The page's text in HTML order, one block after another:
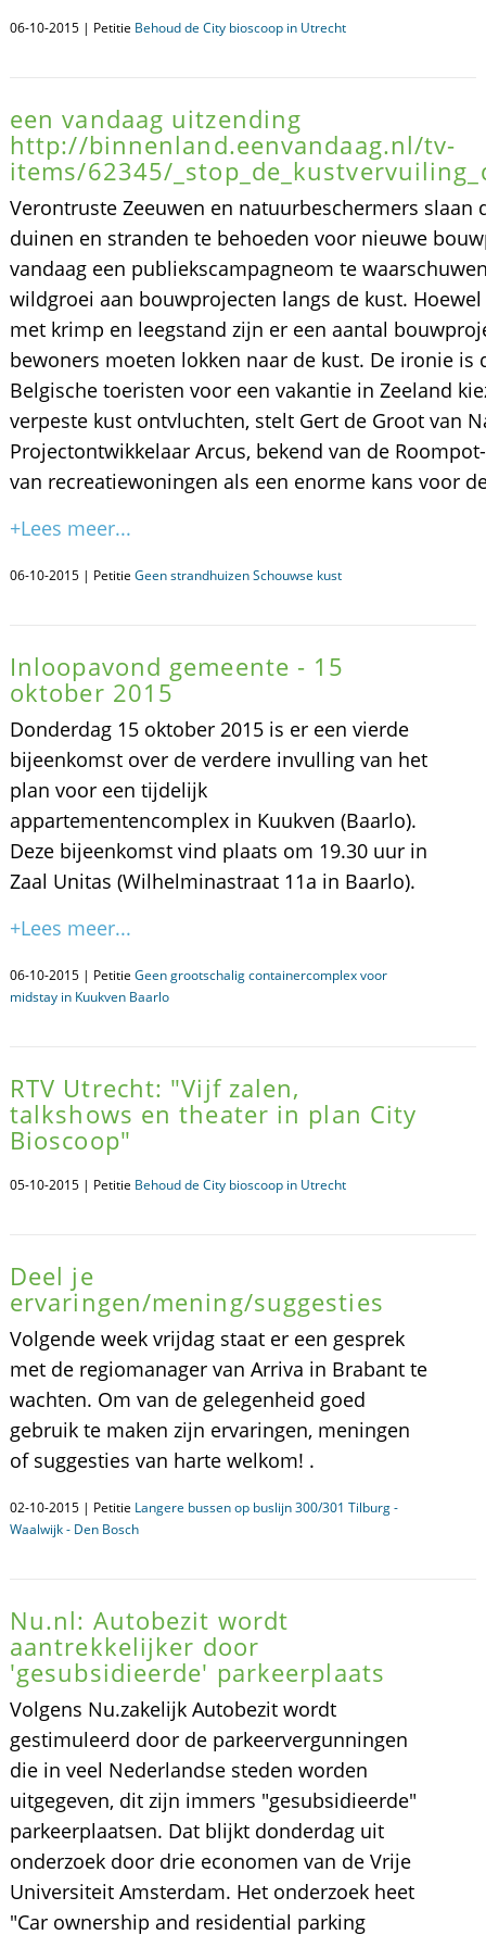
06-10-2015 | Petitie Behoud de City bioscoop in Utrecht
een vandaag uitzending
http://binnenland.eenvandaag.nl/tv-
items/62345/
Verontruste Zeeuwen en natuurbeschermers slaan
duinen en stranden te behoeden voor nieuwe
vandaag een publiekscampagneom te
wildgroei aan bouwprojecten langs de kust.
met krimp en leegstand zijn er een aantal
bewoners moeten lokken naar de kust. De ironie
Belgische toeristen voor een vakantie in Zeeland
verpeste kust ontvluchten, stelt Gert de Groot van
Projectontwikkelaar Arcus, bekend van de
van recreatiewoningen als een enorme kans voor
+Lees meer...
06-10-2015 | Petitie Geen strandhuizen Schouwse kust
Inloopavond gemeente - 15
oktober 2015
Donderdag 15 oktober 2015 is er een vierde
bijeenkomst over de verdere invulling van het
plan voor een tijdelijk
appartementencomplex in Kuukven (Baarlo).
Deze bijeenkomst vind plaats om 19.30 uur in
Zaal Unitas (Wilhelminastraat 11a in Baarlo).
+Lees meer...
06-10-2015 | Petitie Geen grootschalig containercomplex voor
midstay in Kuukven Baarlo
RTV Utrecht: "Vijf zalen,
talkshows en theater in plan City
Bioscoop"
05-10-2015 | Petitie Behoud de City bioscoop in Utrecht
Deel je
ervaringen/mening/suggesties
Volgende week vrijdag staat er een gesprek
met de regiomanager van Arriva in Brabant te
wachten. Om van de gelegenheid goed
gebruik te maken zijn ervaringen, meningen
of suggesties van harte welkom! .
02-10-2015 | Petitie Langere bussen op buslijn 300/301 Tilburg -
Waalwijk - Den Bosch
Nu.nl: Autobezit wordt
aantrekkelijker door
'gesubsidieerde' parkeerplaats
Volgens Nu.zakelijk Autobezit wordt
gestimuleerd door de parkeervergunningen
die in veel Nederlandse steden worden
uitgegeven, dit zijn immers "gesubsidieerde"
parkeerplaatsen. Dat blijkt donderdag uit
onderzoek door drie economen van de Vrije
Universiteit Amsterdam. Het onderzoek heet
"Car ownership and residential parking